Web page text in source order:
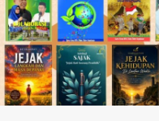
PNS
UKS